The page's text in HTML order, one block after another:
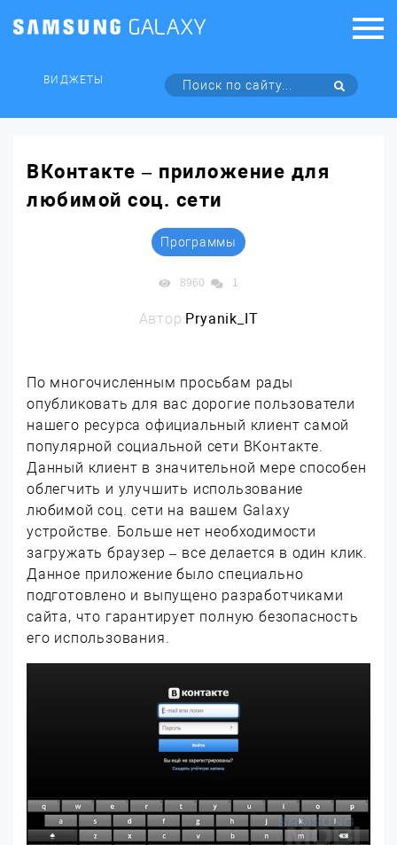
ВИДЖЕТЫ
ВКонтакте – приложение для
любимой соц. сети
Программы
8960 1
Автор:Pryanik_IT
По многочисленным просьбам рады
опубликовать для вас дорогие пользователи
нашего ресурса официальный клиент самой
популярной социальной сети ВКонтакте.
Данный клиент в значительной мере способен
облегчить и улучшить использование
любимой соц. сети на вашем Galaxy
устройстве. Больше нет необходимости
загружать браузер – все делается в один клик.
Данное приложение было специально
подготовлено и выпущено разработчиками
сайта, что гарантирует полную безопасность
его использования.